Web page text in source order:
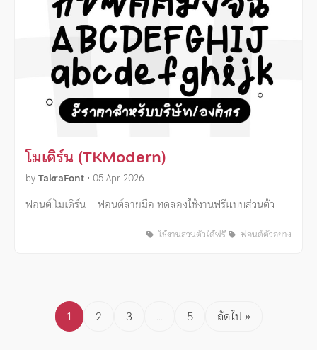
โมเดิร์น (TKModern)
byTakraFont • 05 Apr 2026
ฟอนต์:โมเดิร์น – ฟอนต์ลายมือ ทดลองใช้งานฟรีแบบส่วนตัว
ใช้งานส่วนตัวได้ฟรี ฟอนต์ตัวอย่าง
Posts
pagination
1 2 3 … 5 ถัดไป »